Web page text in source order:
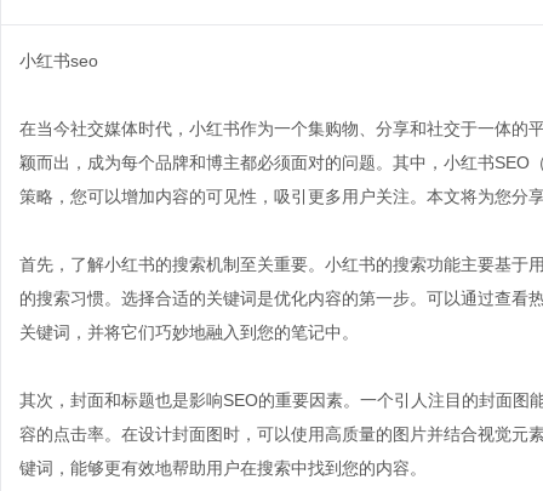
小红书seo
在当今社交媒体时代，小红书作为一个集购物、分享和社交于一体的
颖而出，成为每个品牌和博主都必须面对的问题。其中，小红书
策略，您可以增加内容的可见性，吸引更多用户关注。本文将为您分
首先，了解小红书的搜索机制至关重要。小红书的搜索功能主要基于
的搜索习惯。选择合适的关键词是优化内容的第一步。可以通过查
关键词，并将它们巧妙地融入到您的笔记中。
其次，封面和标题也是影响SEO的重要因素。一个引人注目的封面
容的点击率。在设计封面图时，可以使用高质量的图片并结合视觉元
键词，能够更有效地帮助用户在搜索中找到您的内容。